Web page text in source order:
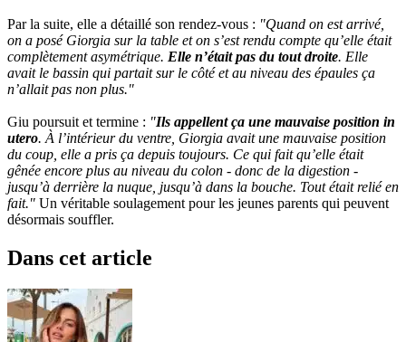
Par la suite, elle a détaillé son rendez-vous : "Quand on est arrivé,
on a posé Giorgia sur la table et on s’est rendu compte qu’elle était
complètement asymétrique. Elle n’était pas du tout droite. Elle
avait le bassin qui partait sur le côté et au niveau des épaules ça
n’allait pas non plus."
Giu poursuit et termine : "Ils appellent ça une mauvaise position in
utero. À l’intérieur du ventre, Giorgia avait une mauvaise position
du coup, elle a pris ça depuis toujours. Ce qui fait qu’elle était
gênée encore plus au niveau du colon - donc de la digestion -
jusqu’à derrière la nuque, jusqu’à dans la bouche. Tout était relié en
fait." Un véritable soulagement pour les jeunes parents qui peuvent
désormais souffler.
Dans cet article